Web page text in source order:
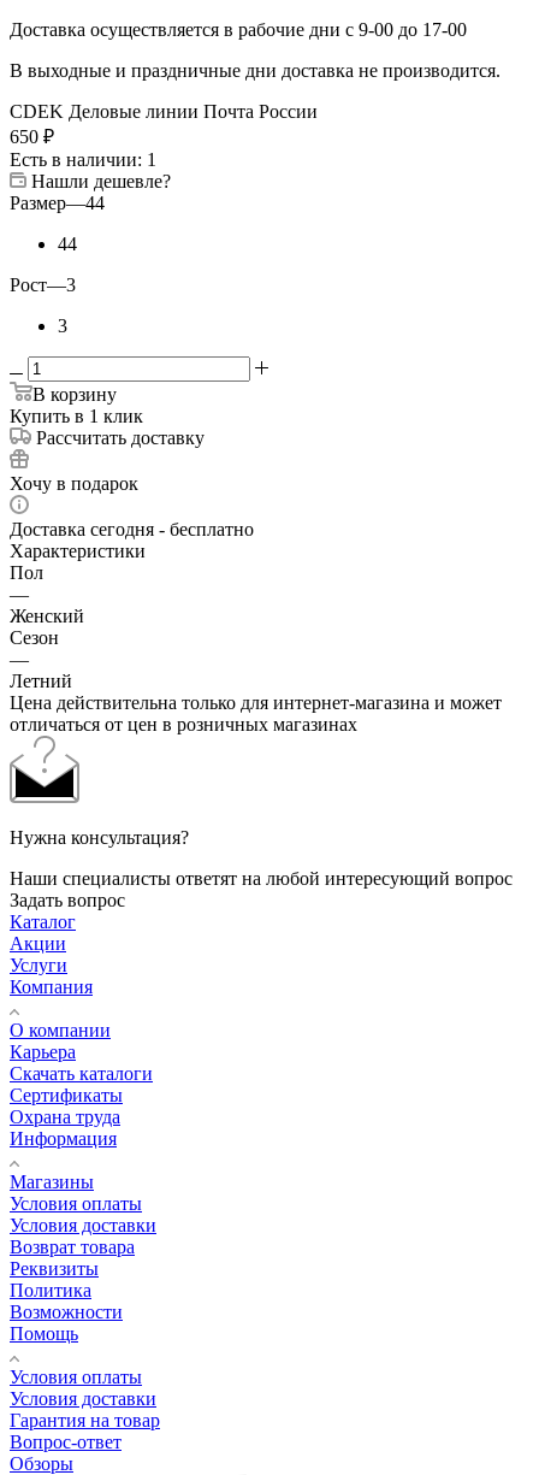
Доставка осуществляется в рабочие дни с 9-00 до 17-00
В выходные и праздничные дни доставка не производится.
CDEK Деловые линии Почта России
650 ₽
Есть в наличии: 1
Нашли дешевле?
Размер—44
44
Рост—3
3
В корзину
Купить в 1 клик
Рассчитать доставку
Хочу в подарок
Доставка сегодня - бесплатно
Характеристики
Пол
—
Женский
Сезон
—
Летний
Цена действительна только для интернет-магазина и может
отличаться от цен в розничных магазинах
Нужна консультация?
Наши специалисты ответят на любой интересующий вопрос
Задать вопрос
Каталог
Акции
Услуги
Компания
О компании
Карьера
Cкачать каталоги
Сертификаты
Охрана труда
Информация
Магазины
Условия оплаты
Условия доставки
Возврат товара
Реквизиты
Политика
Возможности
Помощь
Условия оплаты
Условия доставки
Гарантия на товар
Вопрос-ответ
Обзоры